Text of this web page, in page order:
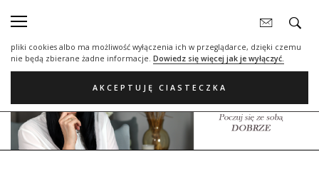
statystycznych, reklamowych oraz funkcjonalnych. Dzięki nim możemy
pliki cookies albo ma możliwość wyłączenia ich w przeglądarce, dzięki czemu
nie będą zbierane żadne informacje. Dowiedz się więcej jak je wyłączyć.
AKCEPTUJĘ CIASTECZKA